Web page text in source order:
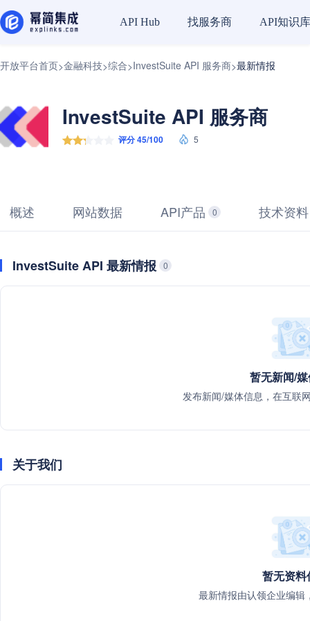
API Hub 找服务商 API知识库
开放平台首页>金融科技>综合>InvestSuite API 服务商>最新情报
InvestSuite API 服务商
评分 45/100 5
概述 网站数据 API产品 0 技术资料
InvestSuite API 最新情报 0
暂无新闻/
发布新闻/媒体信息，在互联
关于我们
暂无资料
最新情报由认领企业编辑